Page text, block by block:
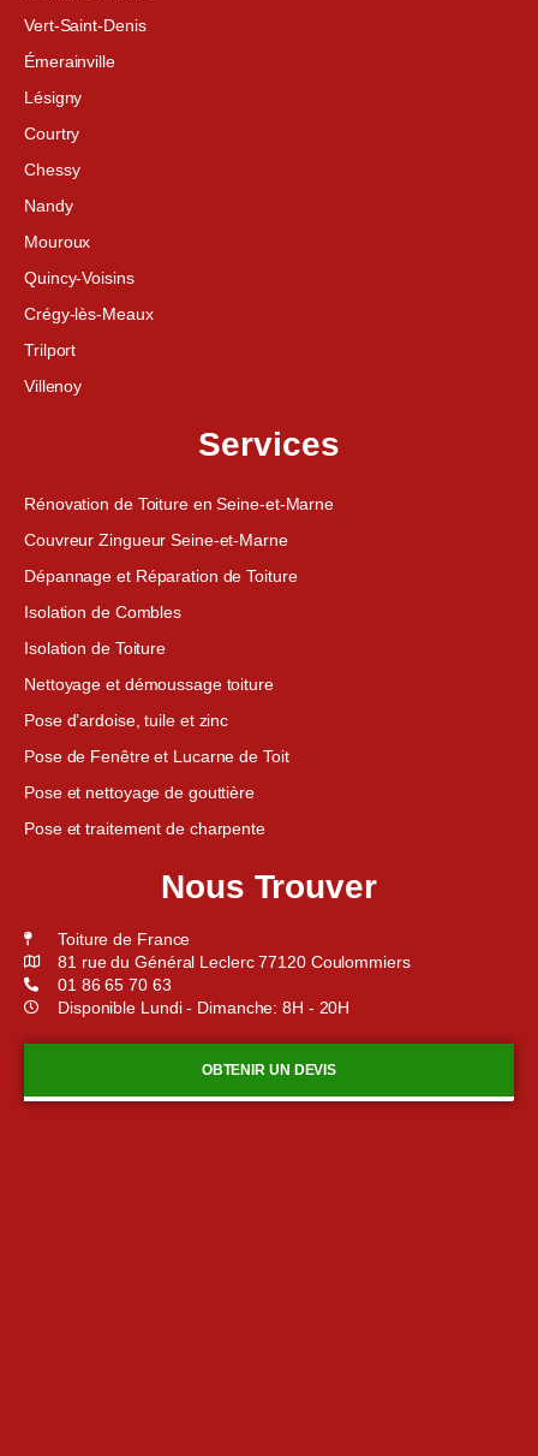
Vert-Saint-Denis
Émerainville
Lésigny
Courtry
Chessy
Nandy
Mouroux
Quincy-Voisins
Crégy-lès-Meaux
Trilport
Villenoy
Services
Rénovation de Toiture en Seine-et-Marne
Couvreur Zingueur Seine-et-Marne
Dépannage et Réparation de Toiture
Isolation de Combles
Isolation de Toiture
Nettoyage et démoussage toiture
Pose d’ardoise, tuile et zinc
Pose de Fenêtre et Lucarne de Toit
Pose et nettoyage de gouttière
Pose et traitement de charpente
Nous Trouver
Toiture de France
81 rue du Général Leclerc 77120 Coulommiers
01 86 65 70 63
Disponible Lundi - Dimanche: 8H - 20H
OBTENIR UN DEVIS